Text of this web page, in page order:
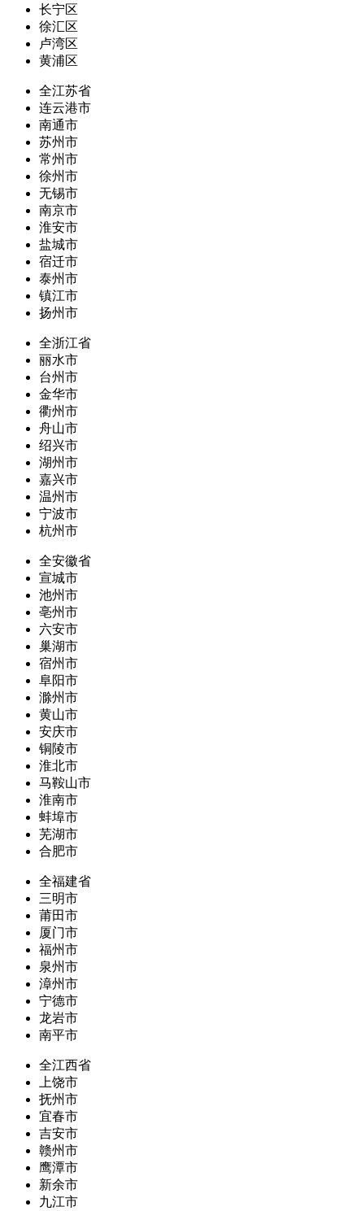
长宁区
徐汇区
卢湾区
黄浦区
全江苏省
连云港市
南通市
苏州市
常州市
徐州市
无锡市
南京市
淮安市
盐城市
宿迁市
泰州市
镇江市
扬州市
全浙江省
丽水市
台州市
金华市
衢州市
舟山市
绍兴市
湖州市
嘉兴市
温州市
宁波市
杭州市
全安徽省
宣城市
池州市
亳州市
六安市
巢湖市
宿州市
阜阳市
滁州市
黄山市
安庆市
铜陵市
淮北市
马鞍山市
淮南市
蚌埠市
芜湖市
合肥市
全福建省
三明市
莆田市
厦门市
福州市
泉州市
漳州市
宁德市
龙岩市
南平市
全江西省
上饶市
抚州市
宜春市
吉安市
赣州市
鹰潭市
新余市
九江市